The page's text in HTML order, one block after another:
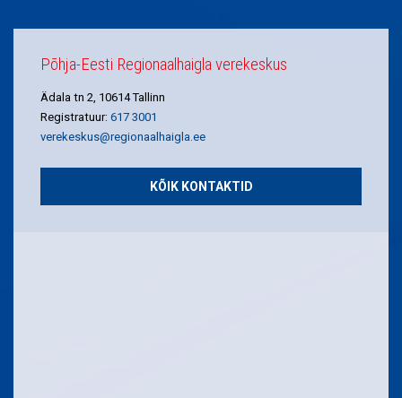
Põhja-Eesti Regionaalhaigla verekeskus
Ädala tn 2, 10614 Tallinn
Registratuur: 617 3001
verekeskus@regionaalhaigla.ee
KÕIK KONTAKTID